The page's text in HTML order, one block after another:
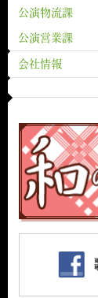
公演物流課
公演営業課
会社情報